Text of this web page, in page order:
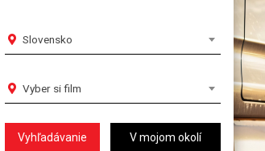
Slovensko
Vyber si film
V mojom okolí
Previous